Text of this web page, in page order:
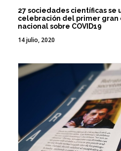
27 sociedades científicas se
celebración del primer gran
nacional sobre COVID19
14 julio, 2020